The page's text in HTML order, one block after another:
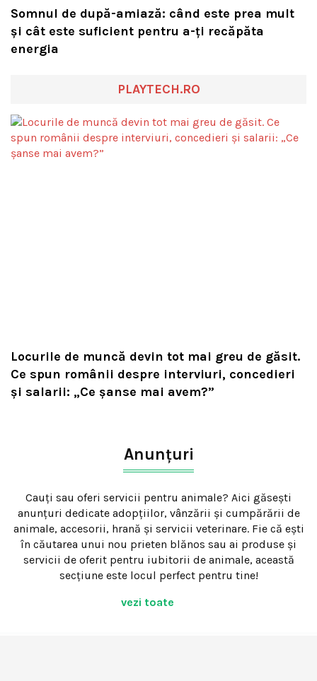
Somnul de după-amiază: când este prea mult
și cât este suficient pentru a-ți recăpăta
energia
PLAYTECH.RO
Locurile de muncă devin tot mai greu de găsit.
Ce spun românii despre interviuri, concedieri
și salarii: „Ce șanse mai avem?”
Anunțuri
Cauți sau oferi servicii pentru animale? Aici găsești
anunțuri dedicate adopțiilor, vânzării și cumpărării de
animale, accesorii, hrană și servicii veterinare. Fie că ești
în căutarea unui nou prieten blănos sau ai produse și
servicii de oferit pentru iubitorii de animale, această
secțiune este locul perfect pentru tine!
vezi toate